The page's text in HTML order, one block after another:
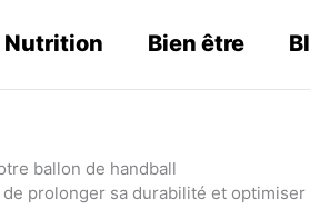
Nutrition Bien être
ballon de handball